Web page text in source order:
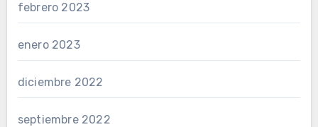
febrero 2023
enero 2023
diciembre 2022
septiembre 2022